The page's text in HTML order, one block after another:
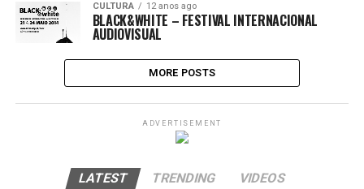
CULTURA 12 anos ago
BLACK&WHITE – FESTIVAL INTERNACIONAL
AUDIOVISUAL
MORE POSTS
ADVERTISEMENT
LATEST TRENDING VIDEOS